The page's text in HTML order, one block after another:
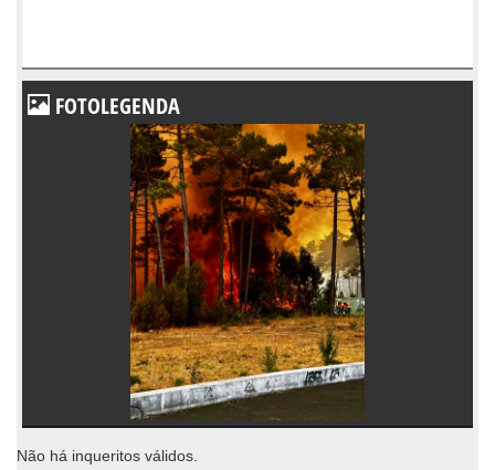
FOTOLEGENDA
Não há inqueritos válidos.